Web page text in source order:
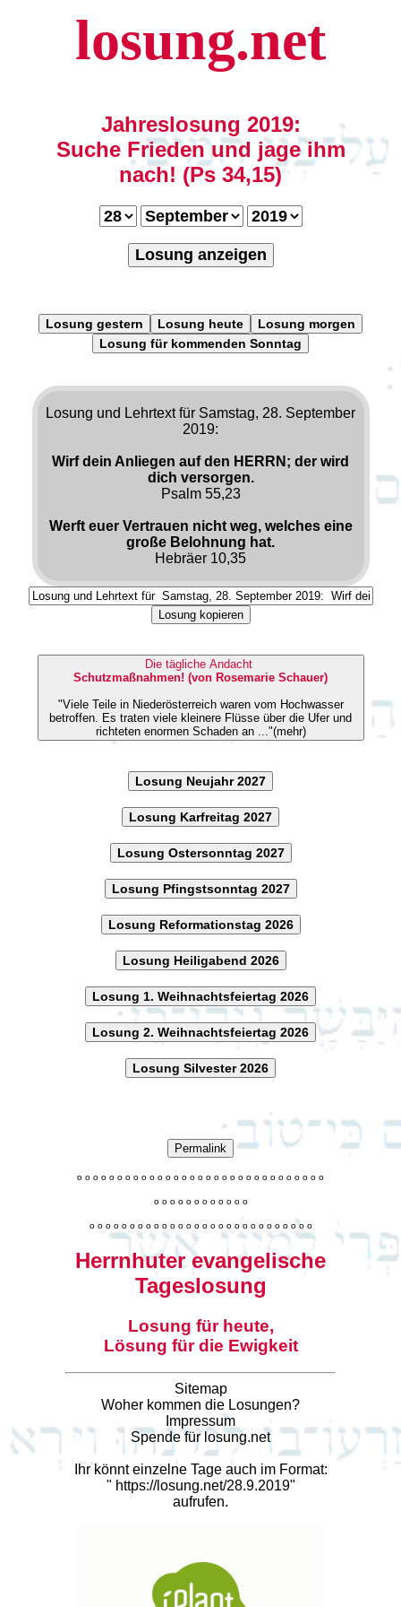
losung.net
Jahreslosung 2019:
Suche Frieden und jage ihm
nach! (Ps 34,15)
Losung anzeigen
Losung gestern Losung heute
Losung morgen
Losung für kommenden Sonntag
Losung und Lehrtext für Samstag, 28. September
2019:
Wirf dein Anliegen auf den HERRN; der wird
dich versorgen.
Psalm 55,23
Werft euer Vertrauen nicht weg, welches eine
große Belohnung hat.
Hebräer 10,35
Losung kopieren
Die tägliche Andacht
Schutzmaßnahmen! (von Rosemarie Schauer)
"Viele Teile in Niederösterreich waren vom Hochwasser
betroffen. Es traten viele kleinere Flüsse über die Ufer und
richteten enormen Schaden an ..."(mehr)
Losung Neujahr 2027
Losung Karfreitag 2027
Losung Ostersonntag 2027
Losung Pfingstsonntag 2027
Losung Reformationstag 2026
Losung Heiligabend 2026
Losung 1. Weihnachtsfeiertag 2026
Losung 2. Weihnachtsfeiertag 2026
Losung Silvester 2026
Permalink
o o o o o o o o o o o o o o o o o o o o o o o o o o o o o o o
o o o o o o o o o o o o
o o o o o o o o o o o o o o o o o o o o o o o o o o o o
Herrnhuter evangelische
Tageslosung
Losung für heute,
Lösung für die Ewigkeit
Sitemap
Woher kommen die Losungen?
Impressum
Spende für losung.net
Ihr könnt einzelne Tage auch im Format:
" https://losung.net/28.9.2019"
aufrufen.